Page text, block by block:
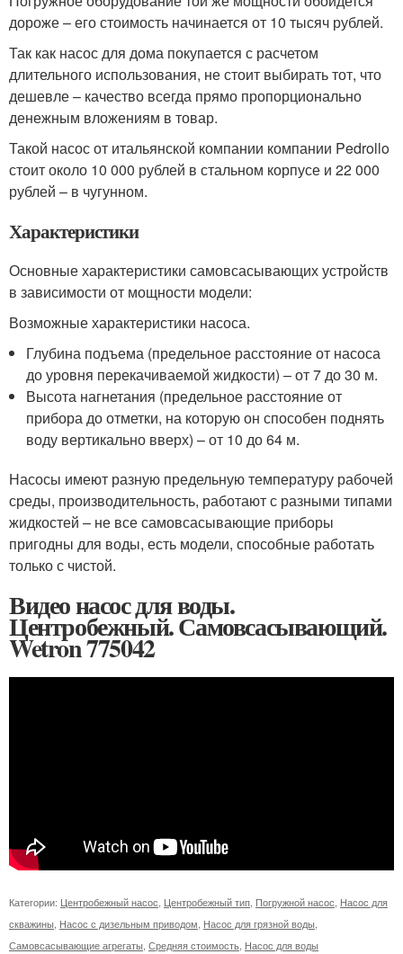
дороже – его стоимость начинается от 10 тысяч рублей.
Так как насос для дома покупается с расчетом
длительного использования, не стоит выбирать тот, что
дешевле – качество всегда прямо пропорционально
денежным вложениям в товар.
Такой насос от итальянской компании компании Pedrollo
стоит около 10 000 рублей в стальном корпусе и 22 000
рублей – в чугунном.
Характеристики
Основные характеристики самовсасывающих устройств
в зависимости от мощности модели:
Возможные характеристики насоса.
Глубина подъема (предельное расстояние от насоса
до уровня перекачиваемой жидкости) – от 7 до 30 м.
Высота нагнетания (предельное расстояние от
прибора до отметки, на которую он способен поднять
воду вертикально вверх) – от 10 до 64 м.
Насосы имеют разную предельную температуру рабочей
среды, производительность, работают с разными типами
жидкостей – не все самовсасывающие приборы
пригодны для воды, есть модели, способные работать
только с чистой.
Видео насос для воды.
Центробежный. Самовсасывающий.
Wetron 775042
Категории: Центробежный насос Центробежный тип Погружной насос Насос для
скважины Насос с дизельным приводом Насос для грязной воды
Самовсасывающие агрегаты Средняя стоимость Насос для воды